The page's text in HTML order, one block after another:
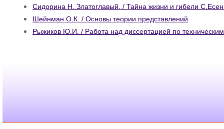
Сидорина Н. Златоглавый. / Тайна жизни и гибели
Шейнман О.К. / Основы теории представлений
Рыжиков Ю.И. / Работа над диссертацией по